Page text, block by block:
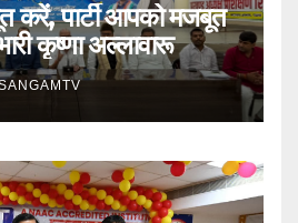
करें, पार्टी आपको मजबूत
कृष्णा अल्लावारू